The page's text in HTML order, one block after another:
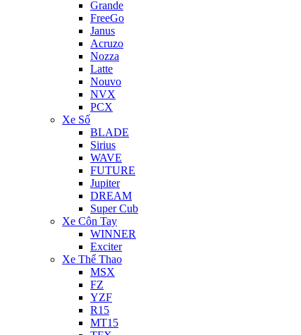
Grande
FreeGo
Janus
Acruzo
Nozza
Latte
Nouvo
NVX
PCX
Xe Số
BLADE
Sirius
WAVE
FUTURE
Jupiter
DREAM
Super Cub
Xe Côn Tay
WINNER
Exciter
Xe Thể Thao
MSX
FZ
YZF
R15
MT15